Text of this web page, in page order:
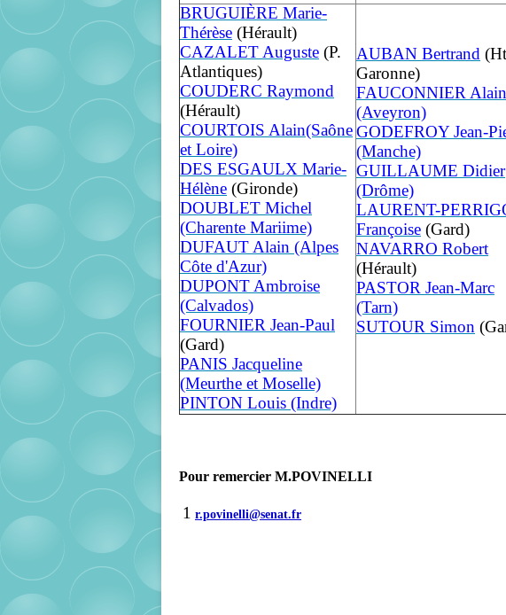
BRUGUIÈRE Marie-
Thérèse (Hérault)
CAZALET Auguste (P.
Atlantiques)
COUDERC Raymond
(Hérault)
COURTOIS Alain(Saône
et Loire)
DES ESGAULX Marie-
Hélène (Gironde)
DOUBLET Michel
(Charente Mariime)
DUFAUT Alain (Alpes
Côte d'Azur)
DUPONT Ambroise
(Calvados)
FOURNIER Jean-Paul
(Gard)
PANIS Jacqueline
(Meurthe et Moselle)
PINTON Louis (Indre)
AUBAN Bertrand
Garonne)
FAUCONNIER Alain
(Aveyron)
GODEFROY Jean-
(Manche)
GUILLAUME Didier
(Drôme)
LAURENT-
Françoise (Gard)
NAVARRO Robert
(Hérault)
PASTOR Jean-Marc
(Tarn)
SUTOUR Simon
Pour remercier M.POVINELLI
1 r.povinelli@senat.fr